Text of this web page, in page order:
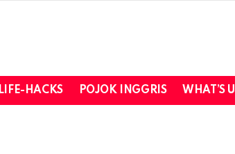
LIFE-HACKS POJOK INGGRIS WHAT’S